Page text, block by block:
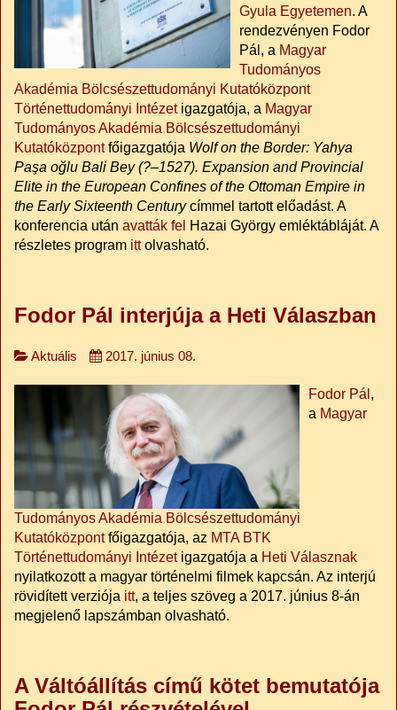
Gyula Egyetemen. A
rendezvényen Fodor
Pál, a Magyar
Tudományos
Akadémia Bölcsészettudományi Kutatóközpont
Történettudományi Intézetigazgatója, a Magyar
Tudományos Akadémia Bölcsészettudományi
Kutatóközpontfőigazgatója Wolf on the Border: Yahya
Paşa oğlu Bali Bey (?–1527). Expansion and Provincial
Elite in the European Confines of the Ottoman Empire in
the Early Sixteenth Centurycímmel tartott előadást. A
konferencia után avatták fel Hazai György emléktábláját. A
részletes program ittolvasható.
Fodor Pál interjúja a Heti Válaszban
Aktuális 2017. június 08.
Fodor Pál ,
a Magyar
Tudományos Akadémia Bölcsészettudományi
Kutatóközpontfőigazgatója, az MTA BTK
Történettudományi Intézetigazgatója a Heti Válasznak
nyilatkozott a magyar történelmi filmek kapcsán. Az interjú
rövidített verziója itt, a teljes szöveg a 2017. június 8-án
megjelenő lapszámban olvasható.
A Váltóállítás című kötet bemutatója